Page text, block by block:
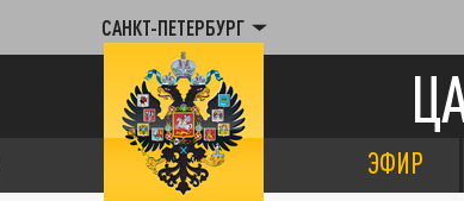
САНКТ-ПЕТЕРБУРГ
ЭФИР